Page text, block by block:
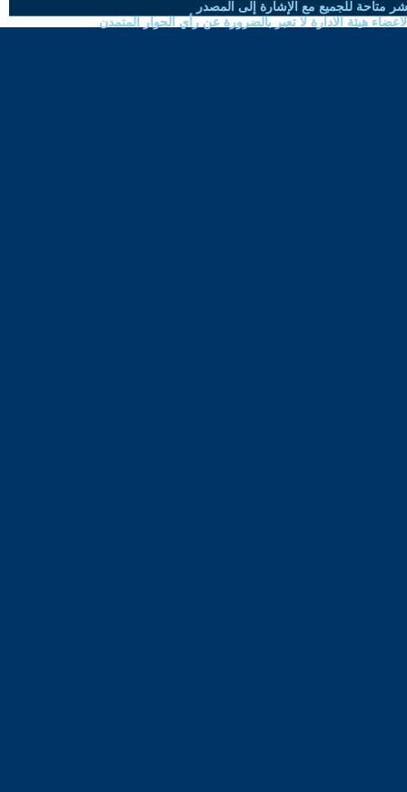
متاحة للجميع مع الإشارة إلى المصدر
هيئة الادارة لا تعبر بالضرورة عن رأي الحوار المتمدن